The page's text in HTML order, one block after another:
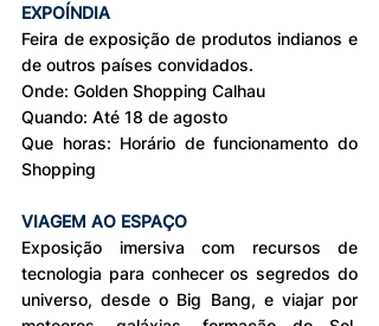
EXPOÍNDIA
Feira de exposição de produtos indianos e
de outros países convidados.
Onde: Golden Shopping Calhau
Quando: Até 18 de agosto
Que horas: Horário de funcionamento do
Shopping
VIAGEM AO ESPAÇO
Exposição imersiva com recursos de
tecnologia para conhecer os segredos do
universo, desde o Big Bang, e viajar por